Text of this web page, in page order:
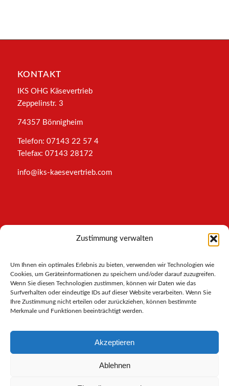
Zustimmung verwalten
Um Ihnen ein optimales Erlebnis zu bieten, verwenden wir Technologien wie
Cookies, um Geräteinformationen zu speichern und/oder darauf zuzugreifen.
Wenn Sie diesen Technologien zustimmen, können wir Daten wie das
Surfverhalten oder eindeutige IDs auf dieser Website verarbeiten. Wenn Sie
Ihre Zustimmung nicht erteilen oder zurückziehen, können bestimmte
Merkmale und Funktionen beeinträchtigt werden.
Akzeptieren
Ablehnen
KONTAKT
IKS OHG Käsevertrieb
Zeppelinstr. 3
74357 Bönnigheim
Telefon: 07143 22 57 4
Telefax: 07143 28172
info@iks-kaesevertrieb.com
INFORMATIONEN
AGB
Datenschutz
Cookies-Richtlinie